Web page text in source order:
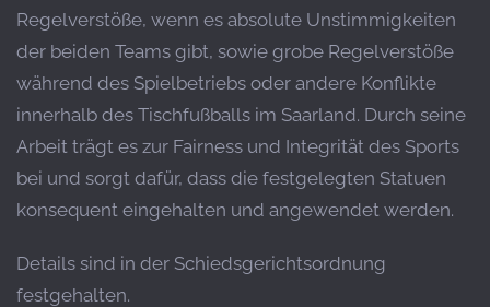
Regelverstöße, wenn es absolute Unstimmigkeiten
der beiden Teams gibt, sowie grobe Regelverstöße
während des Spielbetriebs oder andere Konflikte
innerhalb des Tischfußballs im Saarland. Durch seine
Arbeit trägt es zur Fairness und Integrität des Sports
bei und sorgt dafür, dass die festgelegten Statuen
konsequent eingehalten und angewendet werden.
Details sind in der Schiedsgerichtsordnung
festgehalten.